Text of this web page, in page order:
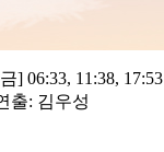
] 06:33, 11:38, 17:53
출: 김우성